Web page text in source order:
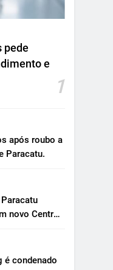
pede
e
1
após roubo a
Paracatu.
novo Centro
é condenado